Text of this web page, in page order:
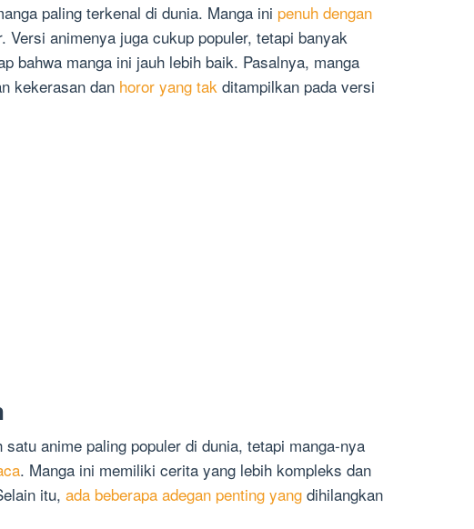
paling terkenal di dunia. Manga ini penuh dengan
Versi animenya juga cukup populer, tetapi banyak
bahwa manga ini jauh lebih baik. Pasalnya, manga
kekerasan dan horor yang tak ditampilkan pada versi
anime paling populer di dunia, tetapi manga-nya
. Manga ini memiliki cerita yang lebih kompleks dan
itu, ada beberapa adegan penting yang dihilangkan